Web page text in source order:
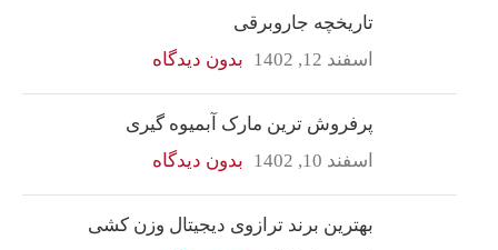
تاریخچه جاروبرقی
اسفند 12, 1402
بدون دیدگاه
پرفروش ترین مارک آبمیوه گیری
اسفند 10, 1402
بدون دیدگاه
بهترین برند ترازوی دیجیتال وزن کشی